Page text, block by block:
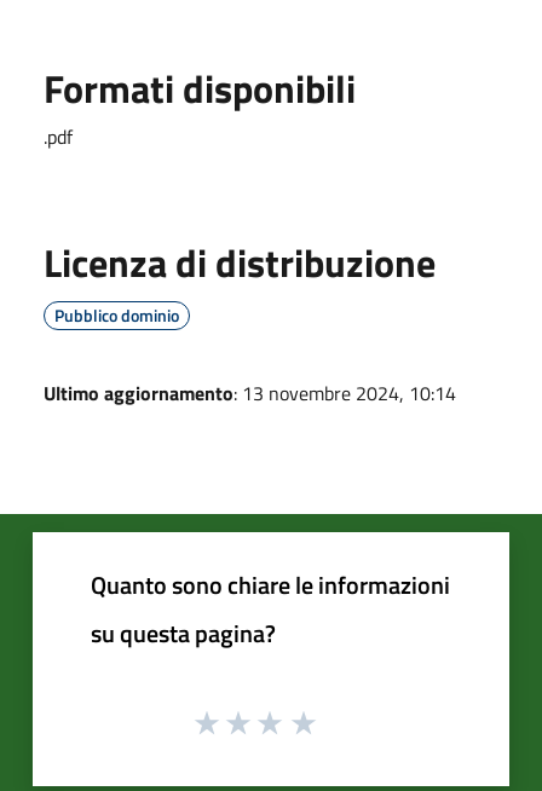
Formati disponibili
.pdf
Licenza di distribuzione
Pubblico dominio
Ultimo aggiornamento: 13 novembre 2024, 10:14
Quanto sono chiare le informazioni
su questa pagina?